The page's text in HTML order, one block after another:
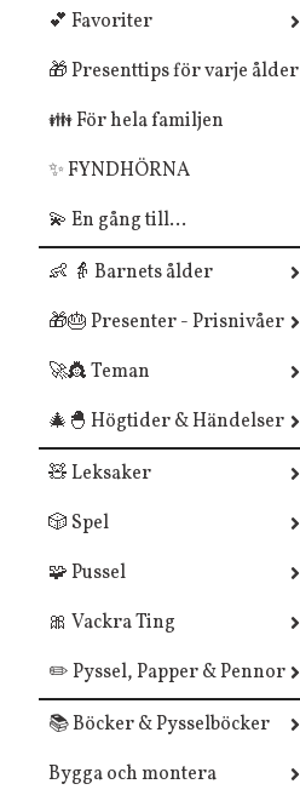
💕 Favoriter
🎁 Presenttips för varje ålder
👪 För hela familjen
✨ FYNDHÖRNA
💫 En gång till...
👶 👵 Barnets ålder
🎁🎂 Presenter - Prisnivåer
🚀👸 Teman
🎄🐣 Högtider & Händelser
🧸 Leksaker
🎲 Spel
🧩 Pussel
🎀 Vackra Ting
✏️ Pyssel, Papper & Pennor
📚 Böcker & Pysselböcker
Bygga och montera